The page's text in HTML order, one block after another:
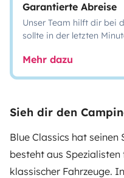
Garantierte Abreise
Unser Team hilft dir bei
sollte in der letzten
Mehr dazu
Sieh dir den
Blue Classics hat seinen
besteht aus
klassischer Fahrzeuge.